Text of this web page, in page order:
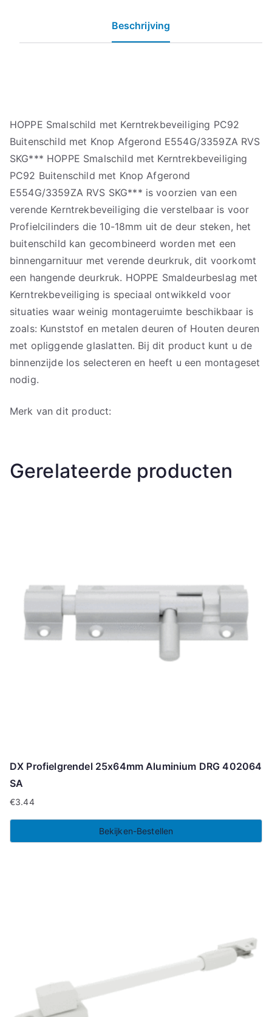
Beschrijving
HOPPE Smalschild met Kerntrekbeveiliging PC92
Buitenschild met Knop Afgerond E554G/3359ZA RVS
SKG*** HOPPE Smalschild met Kerntrekbeveiliging
PC92 Buitenschild met Knop Afgerond
E554G/3359ZA RVS SKG*** is voorzien van een
verende Kerntrekbeveiliging die verstelbaar is voor
Profielcilinders die 10-18mm uit de deur steken, het
buitenschild kan gecombineerd worden met een
binnengarnituur met verende deurkruk, dit voorkomt
een hangende deurkruk. HOPPE Smaldeurbeslag met
Kerntrekbeveiliging is speciaal ontwikkeld voor
situaties waar weinig montageruimte beschikbaar is
zoals: Kunststof en metalen deuren of Houten deuren
met opliggende glaslatten. Bij dit product kunt u de
binnenzijde los selecteren en heeft u een montageset
nodig.
Merk van dit product:
Gerelateerde producten
DX Profielgrendel 25x64mm Aluminium DRG 402064
SA
€3.44
Bekijken-Bestellen